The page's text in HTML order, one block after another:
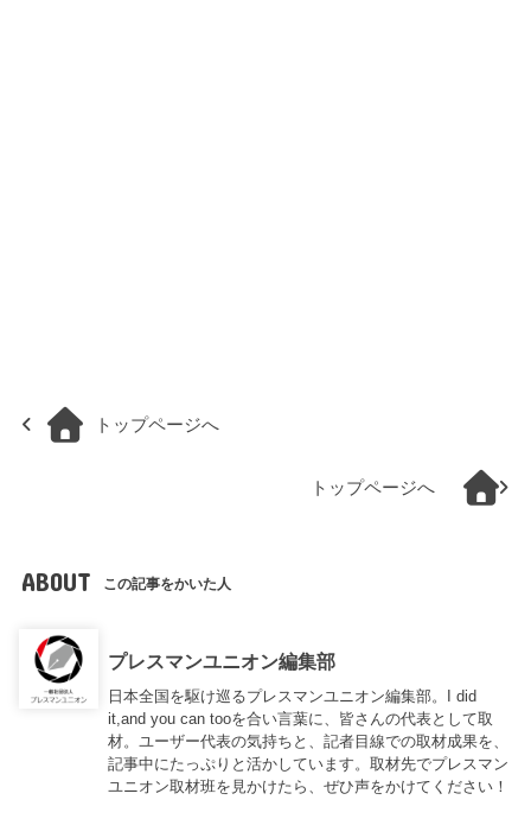
トップページへ
トップページへ
ABOUT この記事をかいた人
プレスマンユニオン編集部
日本全国を駆け巡るプレスマンユニオン編集部。I did
it,and you can tooを合い言葉に、皆さんの代表として取
材。ユーザー代表の気持ちと、記者目線での取材成果を、
記事中にたっぷりと活かしています。取材先でプレスマン
ユニオン取材班を見かけたら、ぜひ声をかけてください！